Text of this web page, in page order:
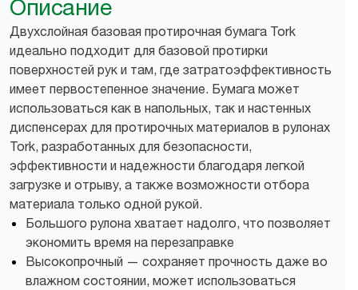
Описание
Двухслойная базовая протирочная бумага Tork
идеально подходит для базовой протирки
поверхностей рук и там, где затратоэффективность
имеет первостепенное значение. Бумага может
использоваться как в напольных, так и настенных
диспенсерах для протирочных материалов в рулонах
Tork, разработанных для безопасности,
эффективности и надежности благодаря легкой
загрузке и отрыву, а также возможности отбора
материала только одной рукой.
Большого рулона хватает надолго, что позволяет
экономить время на перезаправке
Высокопрочный — сохраняет прочность даже во
влажном состоянии, может использоваться